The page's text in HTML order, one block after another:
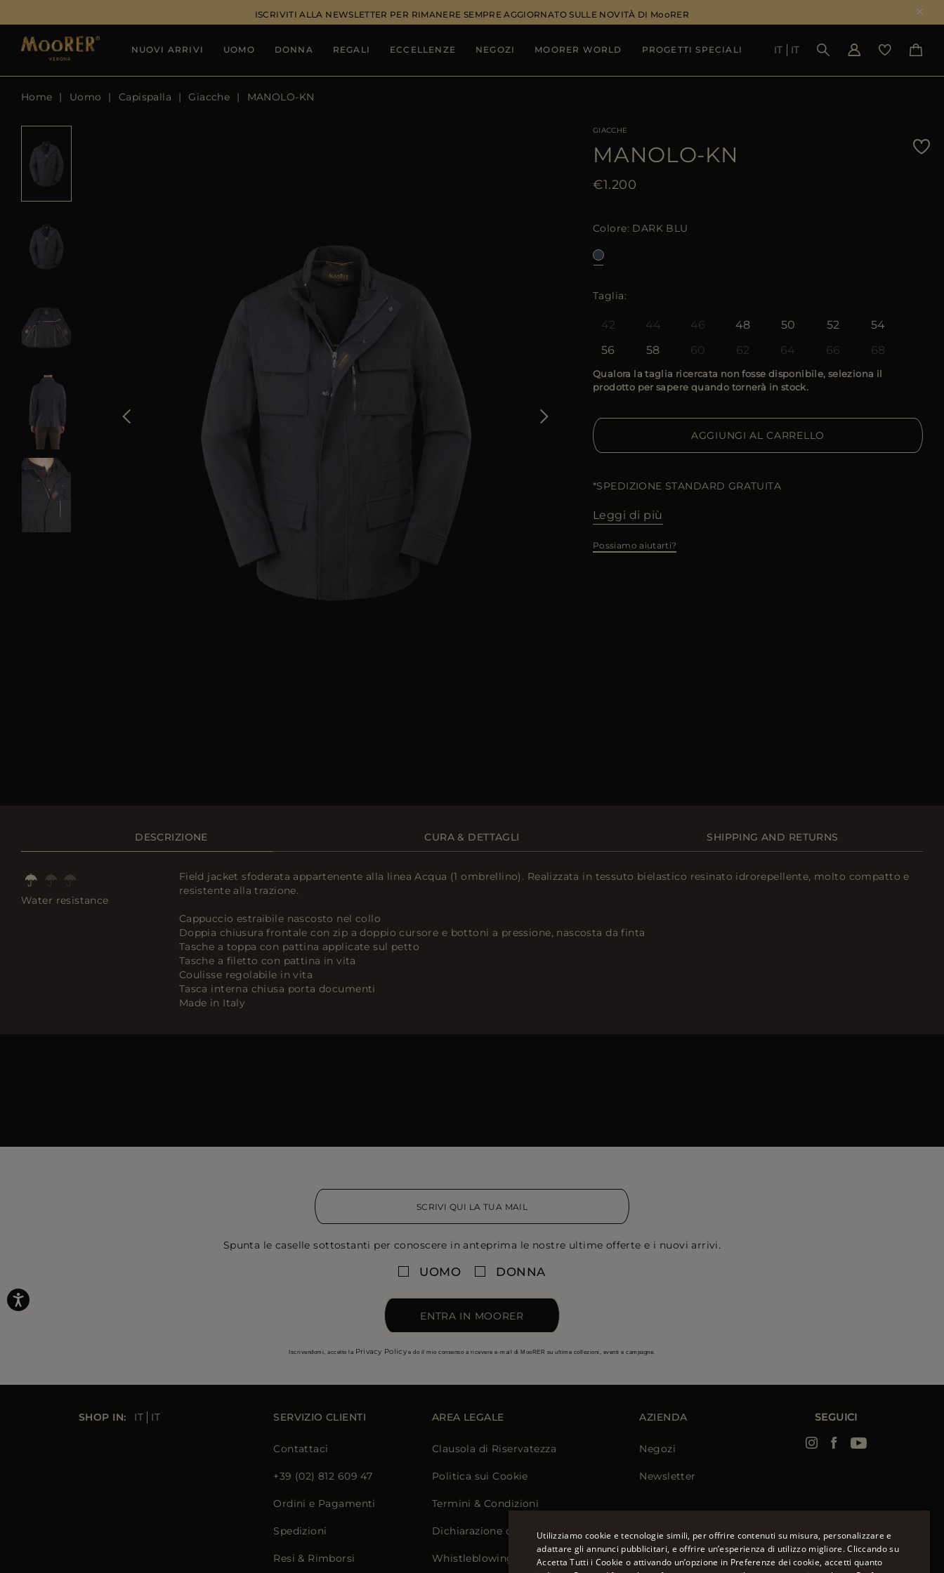
ISCRIVITI ALLA NEWSLETTER PER RIMANERE SEMPRE AGGIORNATO SULLE NOVITÀ DI MooRER
VEDI RISULTATI
NUOVI ARRIVI UOMO DONNA REGALI ECCELLENZE NEGOZI MOORER WORLD PROGETTI SPECIALI IT IT
Home Uomo Capispalla Giacche MANOLO-KN
GIACCHE
MANOLO-KN
€1.200
Colore DARK BLU
Taglia
42 44 46 48 50 52
54
56
58 60 62 64 66 68
Qualora la taglia ricercata non fosse disponibile, seleziona il
prodotto per sapere quando tornerà in stock.
AGGIUNGI AL CARRELLO
*SPEDIZIONE STANDARD GRATUITA
Leggi di più
Possiamo aiutarti?
DESCRIZIONE CURA & DETTAGLI SHIPPING AND RETURNS
Water resistance
Field jacket sfoderata appartenente alla linea Acqua (1 ombrellino). Realizzata in tessuto bielastico resinato idrorepellente, molto compatto e
resistente alla trazione.
Cappuccio estraibile nascosto nel collo
Doppia chiusura frontale con zip a doppio cursore e bottoni a pressione, nascosta da finta
Tasche a toppa con pattina applicate sul petto
Tasche a filetto con pattina in vita
Coulisse regolabile in vita
Tasca interna chiusa porta documenti
Made in Italy
Spunta le caselle sottostanti per conoscere in anteprima le nostre ultime offerte e i nuovi arrivi.
UOMO DONNA
ENTRA IN MOORER
Iscrivendomi, accetto la Privacy Policye do il mio consenso a ricevere e-mail di MooRER su ultime collezioni, eventi e campagne.
SHOP IN: IT IT SERVIZIO CLIENTI
Contattaci
+39 (02) 812 609 47
Ordini e Pagamenti
Spedizioni
Resi & Rimborsi
AREA LEGALE
Clausola di Riservatezza
Politica sui Cookie
Termini & Condizioni
Dichiarazione di Accessibilità
Whistleblowing
AZIENDA
Negozi
Newsletter
SEGUICI
ENGLISH
Utilizziamo cookie e tecnologie simili, per offrire contenuti su misura, personalizzare e
adattare gli annunci pubblicitari, e offrire un’esperienza di utilizzo migliore. Cliccando su
Accetta Tutti i Cookie o attivando un’opzione in Preferenze dei cookie, accetti quanto